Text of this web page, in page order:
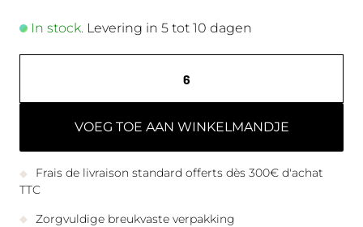
In stock. Levering in 5 tot 10 dagen
VOEG TOE AAN WINKELMANDJE
Frais de livraison standard offerts dès 300€ d'achat
TTC
Zorgvuldige breukvaste verpakking